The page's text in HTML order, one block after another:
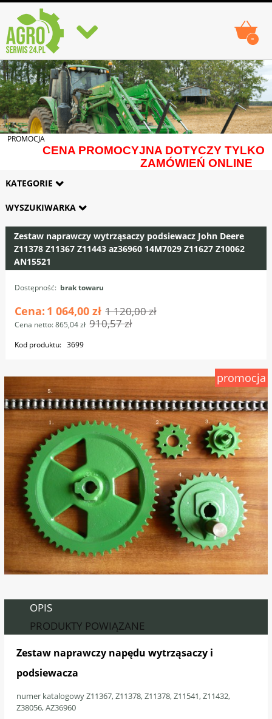
-
PROMOCJA
CENA PROMOCYJNA DOTYCZY TYLKO
ZAMÓWIEŃ ONLINE
KATEGORIE
WYSZUKIWARKA
promocja
Zestaw naprawczy wytrząsaczy podsiewacz John Deere
Z11378 Z11367 Z11443 az36960 14M7029 Z11627 Z10062
AN15521
Dostępność: brak towaru
Cena: 1 064,00 zł 1 120,00 zł
Cena netto:865,04 zł 910,57 zł
Kod produktu: 3699
OPIS
PRODUKTY POWIĄZANE
Zestaw naprawczy napędu wytrząsaczy i
podsiewacza
numer katalogowy Z11367, Z11378, Z11378, Z11541, Z11432,
Z38056, AZ36960